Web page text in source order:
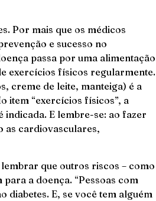
Por mais que os médicos
e sucesso no
passa por uma alimentação
exercícios físicos regularmente.
creme de leite, manteiga) é a
item “exercícios físicos”, a
indicada. E lembre-se: ao fazer
as cardiovasculares,
que outros riscos – como
a doença. “Pessoas com
diabetes. E, se você tem alguém